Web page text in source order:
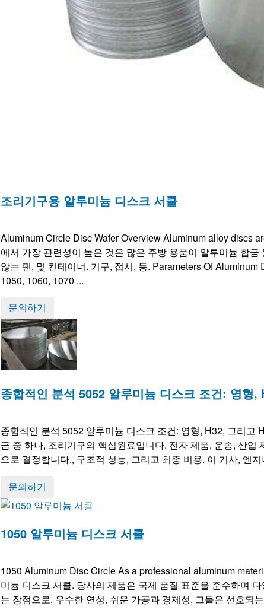
조리기구용 알루미늄 디스크 서클
Aluminum Circle Disc Wafer Overview Aluminum alloy discs
에서 가장 관련성이 높은 것은 많은 주방 용품이 알루미늄 합
않는 팬, 및 컨테이너. 기구, 접시, 등. Parameters Of
1050, 1060, 1070 ...
문의하기
종합적인 분석 5052 알루미늄 디스크 조건: 영형,
종합적인 분석 5052 알루미늄 디스크 조건: 영형, H32, 그리
금 중 하나, 조리기구의 핵심원료입니다, 전자 제품, 운송, 산
으로 결정합니다., 구조적 성능, 그리고 최종 비용. 이 기사, 엔
문의하기
1050 알루미늄 디스크 서클
1050 Aluminum Disc Circle As a professional aluminum
미늄 디스크 서클. 당사의 제품은 국제 품질 표준을 준수하며
는 장점으로, 우수한 연성, 쉬운 가공과 경제성, 그들은 선호되